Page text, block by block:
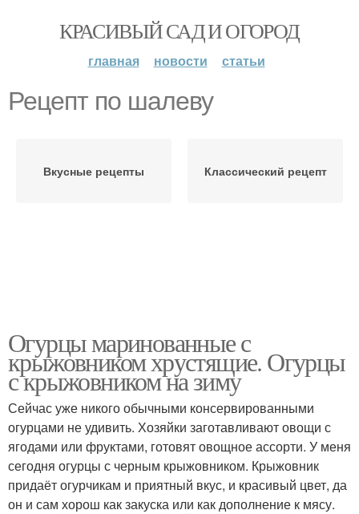
КРАСИВЫЙ САД И ОГОРОД
главная новости статьи
Рецепт по шалеву
Вкусные рецепты Классический рецепт
Огурцы маринованные с
крыжовником хрустящие. Огурцы
с крыжовником на зиму
Сейчас уже никого обычными консервированными
огурцами не удивить. Хозяйки заготавливают овощи с
ягодами или фруктами, готовят овощное ассорти. У меня
сегодня огурцы с черным крыжовником. Крыжовник
придаёт огурчикам и приятный вкус, и красивый цвет, да
он и сам хорош как закуска или как дополнение к мясу.